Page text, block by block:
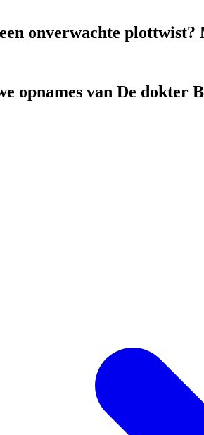
onverwachte
opnames van De dokter